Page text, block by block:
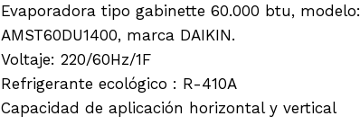
Evaporadora tipo gabinette 60.000 btu, modelo:
AMST60DU1400, marca DAIKIN.
Voltaje: 220/60Hz/1F
Refrigerante ecológico : R-410A
Capacidad de aplicación horizontal y vertical